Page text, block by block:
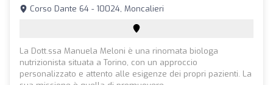
Corso Dante 64 - 10024, Moncalieri
La Dott.ssa Manuela Meloni è una rinomata biologa
nutrizionista situata a Torino, con un approccio
personalizzato e attento alle esigenze dei propri pazienti. La